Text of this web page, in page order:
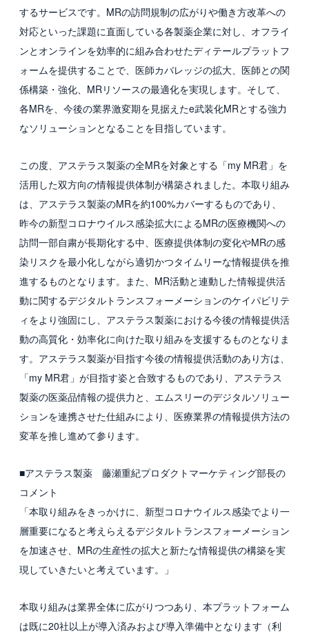
環境
採用情報
新卒採用
中途採用
カルチャー・制度
募集職種
グループ会社 採用情報
お問い合わせ
するサービスです。MRの訪問規制の広がりや働き方改革への
対応といった課題に直面している各製薬企業に対し、オフライ
ンとオンラインを効率的に組み合わせたディテールプラットフ
ォームを提供することで、医師カバレッジの拡大、医師との関
係構築・強化、MRリソースの最適化を実現します。そして、
各MRを、今後の業界激変期を見据えたe武装化MRとする強力
なソリューションとなることを目指しています。
この度、アステラス製薬の全MRを対象とする「my MR君」を
活用した双方向の情報提供体制が構築されました。本取り組み
は、アステラス製薬のMRを約100%カバーするものであり、
昨今の新型コロナウイルス感染拡大によるMRの医療機関への
訪問一部自粛が長期化する中、医療提供体制の変化やMRの感
染リスクを最小化しながら適切かつタイムリーな情報提供を推
進するものとなります。また、MR活動と連動した情報提供活
動に関するデジタルトランスフォーメーションのケイパビリテ
ィをより強固にし、アステラス製薬における今後の情報提供活
動の高質化・効率化に向けた取り組みを支援するものとなりま
す。アステラス製薬が目指す今後の情報提供活動のあり方は、
「my MR君」が目指す姿と合致するものであり、アステラス
製薬の医薬品情報の提供力と、エムスリーのデジタルソリュー
ションを連携させた仕組みにより、医療業界の情報提供方法の
変革を推し進めて参ります。
■アステラス製薬 藤瀬重紀プロダクトマーケティング部長の
コメント
「本取り組みをきっかけに、新型コロナウイルス感染でより一
層重要になると考えらえるデジタルトランスフォーメーション
を加速させ、MRの生産性の拡大と新たな情報提供の構築を実
現していきたいと考えています。」
本取り組みは業界全体に広がりつつあり、本プラットフォーム
は既に20社以上が導入済みおよび導入準備中となります（利